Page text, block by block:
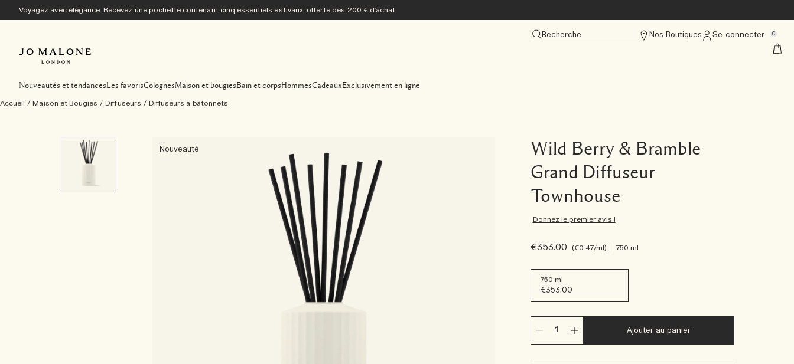
Voyagez avec élégance. Recevez une pochette contenant cinq essentiels estivaux, offerte dès 200 € d'achat.
Recherche Nos Boutiques Se connecter 0
Nouveautés et tendancesLes favorisColognesMaison et bougiesBain et corpsHommesCadeaux Exclusivement en ligne
Accueil / Maison et Bougies / Diffuseurs / Diffuseurs à bâtonnets
Wild Berry & Bramble
Grand Diffuseur
Townhouse
Donnez le premier avis !
Nouveauté
€353.00 €0.47/ml 750 ml
750 ml
€353.00
Ajouter au panier